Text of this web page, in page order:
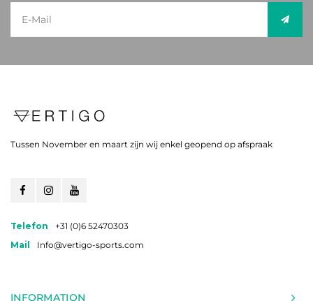
Tussen November en maart zijn wij enkel geopend op afspraak
Telefon
+31 (0)6 52470303
Mail
Info@vertigo-sports.com
INFORMATION